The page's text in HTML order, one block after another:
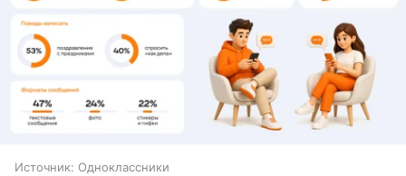
Источник: Одноклассники